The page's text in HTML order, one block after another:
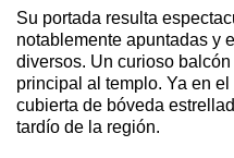
Su portada resulta
notablemente apuntadas y
diversos. Un curioso
principal al templo. Ya en
cubierta de bóveda
tardío de la región.